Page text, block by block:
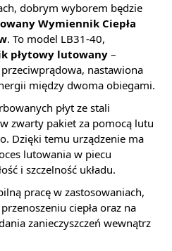
dobrym wyborem będzie
Wymiennik Ciepła
. To model LB31-40,
płytowy lutowany –
nastawiona
między dwoma obiegami.
płyt ze stali
zwarty pakiet za pomocą lutu
Dzięki temu urządzenie ma
lutowania w piecu
i szczelność układu.
pracę w zastosowaniach,
ciepła oraz na
zanieczyszczeń wewnątrz